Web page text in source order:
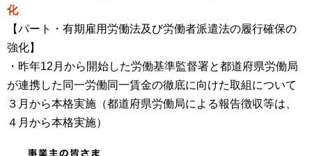
化
【パート・有期雇用労働法及び労働者派遣法の履行確保の
強化】
・昨年12月から開始した労働基準監督署と都道府県労働局
が連携した同一労働同一賃金の徹底に向けた取組について
３月から本格実施（都道府県労働局による報告徴収等は、
４月から本格実施）